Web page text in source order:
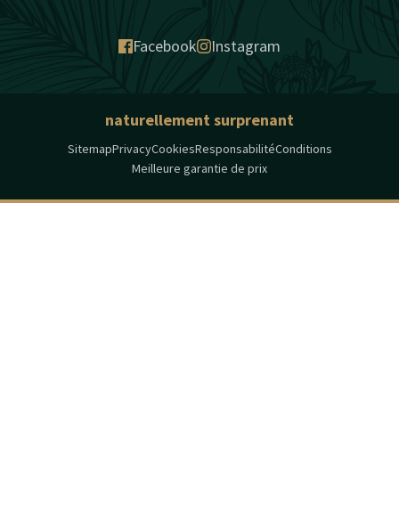
Facebook Instagram
naturellement surprenant
SitemapPrivacyCookiesResponsabilitéConditions
Meilleure garantie de prix